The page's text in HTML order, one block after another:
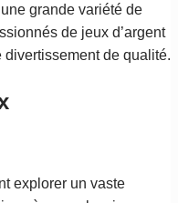
grande variété de
de jeux d’argent
de qualité.
explorer un vaste